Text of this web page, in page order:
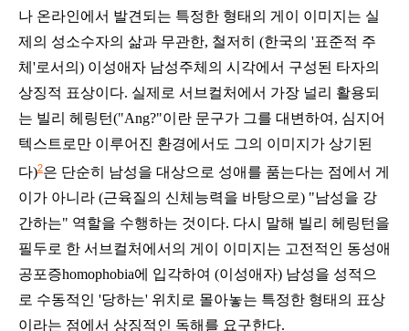
나 온라인에서 발견되는 특정한 형태의 게이 이미지는 실
제의 성소수자의 삶과 무관한, 철저히 (한국의 '표준적 주
체'로서의) 이성애자 남성주체의 시각에서 구성된 타자의
상징적 표상이다. 실제로 서브컬처에서 가장 널리 활용되
는 빌리 헤링턴("Ang?"이란 문구가 그를 대변하여, 심지어
텍스트로만 이루어진 환경에서도 그의 이미지가 상기된
다)2은 단순히 남성을 대상으로 성애를 품는다는 점에서 게
이가 아니라 (근육질의 신체능력을 바탕으로) "남성을 강
간하는" 역할을 수행하는 것이다. 다시 말해 빌리 헤링턴을
필두로 한 서브컬처에서의 게이 이미지는 고전적인 동성애
공포증homophobia에 입각하여 (이성애자) 남성을 성적으
로 수동적인 '당하는' 위치로 몰아놓는 특정한 형태의 표상
이라는 점에서 상징적인 독해를 요구한다.